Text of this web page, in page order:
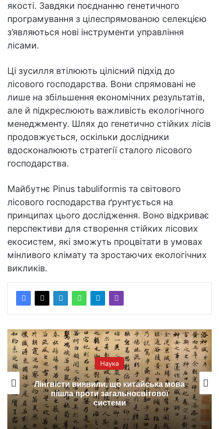
якості. Завдяки поєднанню генетичного
програмування з цілеспрямованою селекцією
з’являються нові інструменти управління
лісами.
Ці зусилля втілюють цілісний підхід до
лісового господарства. Вони спрямовані не
лише на збільшення економічних результатів,
але й підкреслюють важливість екологічного
менеджменту. Шлях до генетично стійких лісів
продовжується, оскільки дослідники
вдосконалюють стратегії сталого лісового
господарства.
Майбутнє Pinus tabuliformis та світового
лісового господарства ґрунтується на
принципах цього дослідження. Воно відкриває
перспективи для створення стійких лісових
екосистем, які зможуть процвітати в умовах
мінливого клімату та зростаючих екологічних
викликів.
Наука
Лінгвісти виявили, що китайська мова
пішла проти загальносвітової
системи